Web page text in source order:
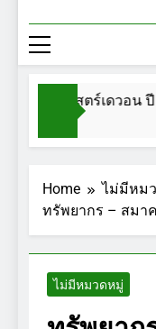
พฤกษศาสตร์เดวอน ปี
Home
ไม่มีหม
ทรัพยากร – สมา
ไม่มีหมวดหมู่